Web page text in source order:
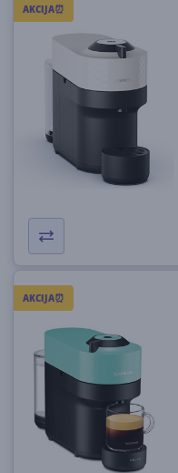
AKCIJA⏰
AKCIJA⏰